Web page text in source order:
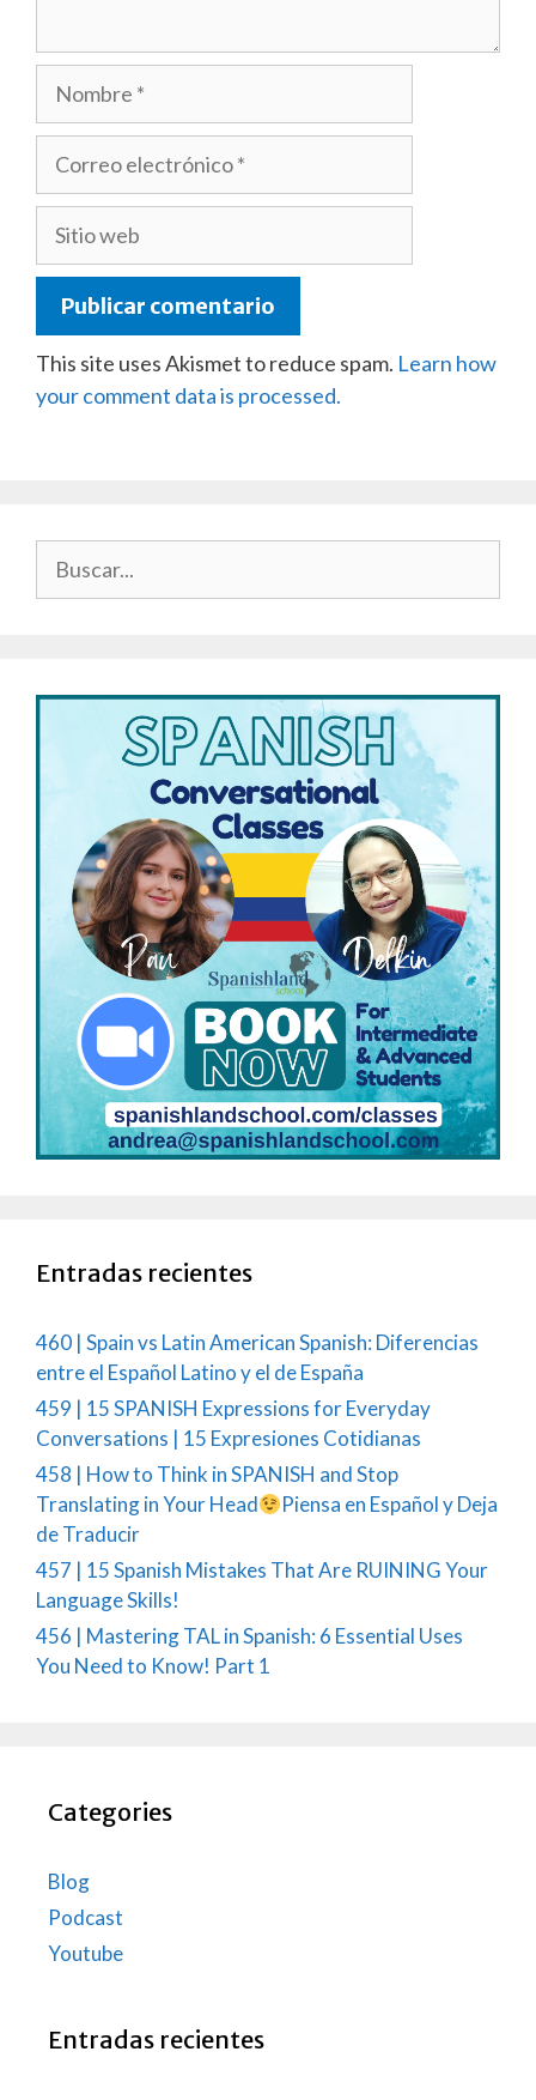
This site uses Akismet to reduce spam. Learn how
your comment data is processed.
Entradas recientes
460 | Spain vs Latin American Spanish: Diferencias
entre el Español Latino y el de España
459 | 15 SPANISH Expressions for Everyday
Conversations | 15 Expresiones Cotidianas
458 | How to Think in SPANISH and Stop
Translating in Your Head
Piensa en Español y Deja
de Traducir
457 | 15 Spanish Mistakes That Are RUINING Your
Language Skills!
456 | Mastering TAL in Spanish: 6 Essential Uses
You Need to Know! Part 1
Categories
Blog
Podcast
Youtube
Entradas recientes